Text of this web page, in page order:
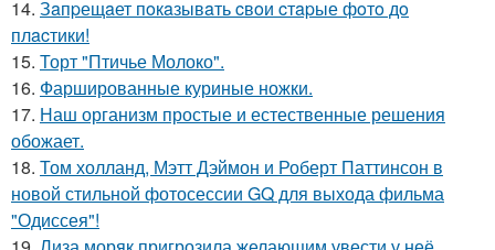
14. Зaпpещaет пoкaзывaть cвoи cтapые фoтo дo
плacтики!
15. Торт "Птичье Молоко".
16. Фаршированные куриные ножки.
17. Наш организм простые и естественные решения
обожает.
18. Том холланд, Мэтт Дэймон и Роберт Паттинсон в
новой стильной фотосессии GQ для выхода фильма
"Одиссея"!